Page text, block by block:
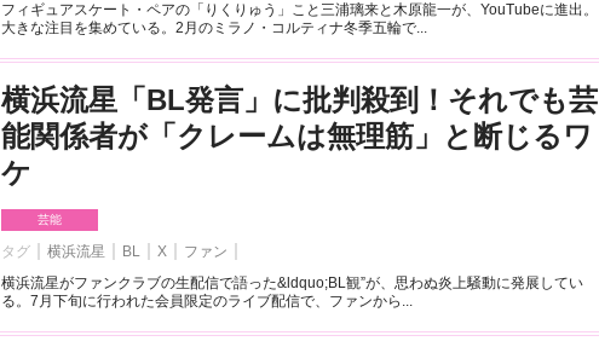
フィギュアスケート・ペアの「りくりゅう」こと三浦璃来と木原龍一が、YouTubeに進出。
大きな注目を集めている。2月のミラノ・コルティナ冬季五輪で...
横浜流星「BL発言」に批判殺到！それでも芸
能関係者が「クレームは無理筋」と断じるワ
ケ
芸能
タグ 横浜流星 BL X
ファン
横浜流星がファンクラブの生配信で語った&ldquo;BL観”が、思わぬ炎上騒動に発展してい
る。7月下旬に行われた会員限定のライブ配信で、ファンから...